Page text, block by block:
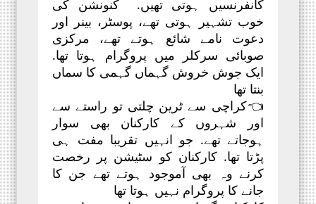
کانفرنسیں ہوتی تھیں. کنونشن کی
خوب تشہیر ہوتی تھے، پوسٹر، بینر اور
دعوت نامے شائع ہوتے تھے، مرکزی
صوبائی سرکلر میں پروگرام ہوتا تھا.
ایک جوش خروش گہماں گہمی کا سماں
بنتا تھا
👈کراچی سے ٹرین چلتی تو راستے سے
اور شہروں کے کارکنان بھی سوار
ہوجاتے تھے. جو انہیں تقریبا مفت ہی
پڑتا تھا. کارکنان کو سٹیشن پر رخصت
کرنے وہ بھی آموجود ہوتے تھے جن کا
جانے کا پروگرام نہیں ہوتا تھا